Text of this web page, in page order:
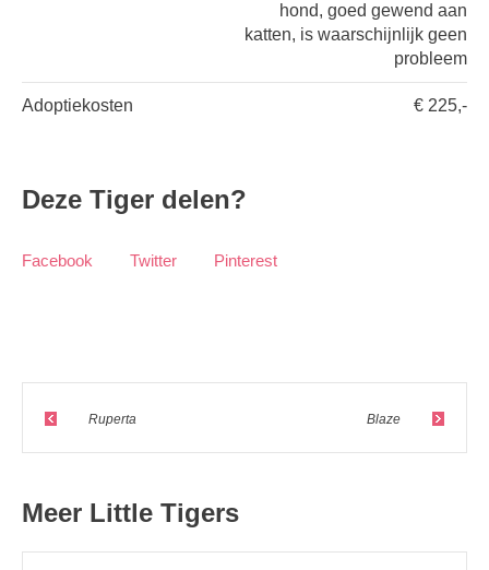
hond, goed gewend aan
katten, is waarschijnlijk geen
probleem
Adoptiekosten € 225,-
Deze Tiger delen?
Facebook Twitter Pinterest
Ruperta Blaze
Meer Little Tigers